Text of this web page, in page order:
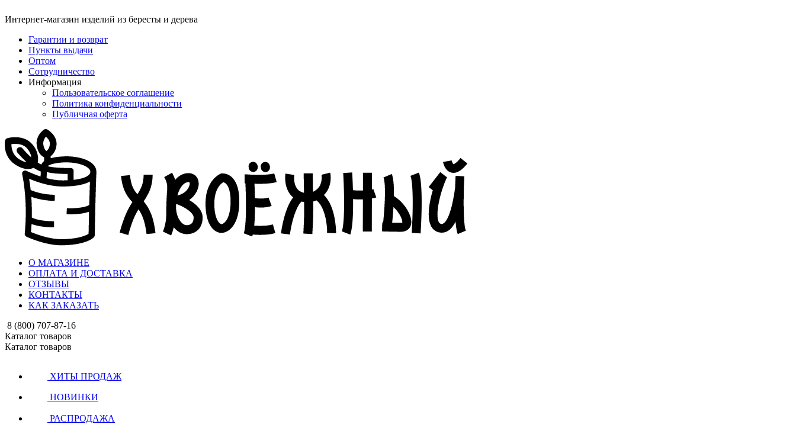
Интернет-магазин изделий из бересты и дерева
Гарантии и возврат
Пункты выдачи
Оптом
Сотрудничество
Информация
Пользовательское соглашение
Политика конфиденциальности
Публичная оферта
О МАГАЗИНЕ
ОПЛАТА И ДОСТАВКА
ОТЗЫВЫ
КОНТАКТЫ
КАК ЗАКАЗАТЬ
8 (800) 707-87-16
Каталог товаров
Каталог товаров
ХИТЫ ПРОДАЖ
НОВИНКИ
РАСПРОДАЖА